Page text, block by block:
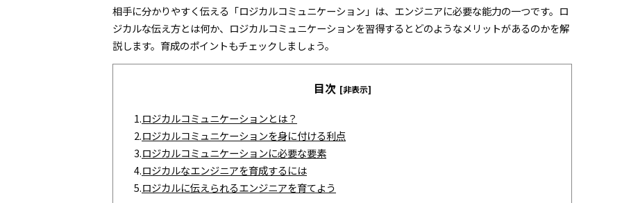
相手に分かりやすく伝える「ロジカルコミュニケーション」は、エンジニアに必要な能力の一つです。ロ
ジカルな伝え方とは何か、ロジカルコミュニケーションを習得するとどのようなメリットがあるのかを解
説します。育成のポイントもチェックしましょう。
目次 [非表示]
1.ロジカルコミュニケーションとは？
2.ロジカルコミュニケーションを身に付ける利点
3.ロジカルコミュニケーションに必要な要素
4.ロジカルなエンジニアを育成するには
5.ロジカルに伝えられるエンジニアを育てよう